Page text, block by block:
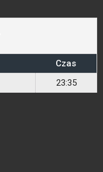
Czas
23:35